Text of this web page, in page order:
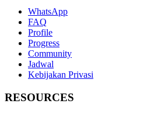
WhatsApp
FAQ
Profile
Progress
Community
Jadwal
Kebijakan Privasi
RESOURCES